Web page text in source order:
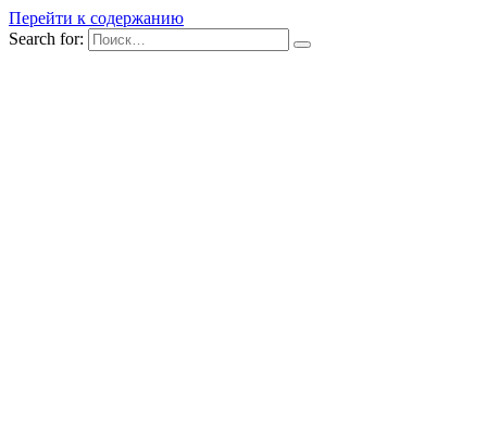
Перейти к содержанию
Search for: